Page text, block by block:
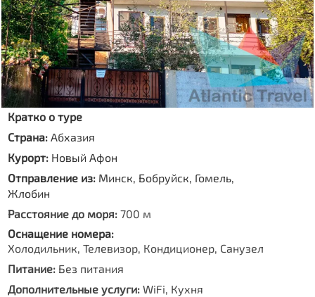
Кратко о туре
Страна:Абхазия
Курорт: Новый Афон
Отправление из: Минск, Бобруйск, Гомель,
Жлобин
Расстояние до моря: 700 м
Оснащение номера:
Холодильник, Телевизор, Кондиционер, Санузел
Питание: Без питания
Дополнительные услуги: WiFi, Кухня